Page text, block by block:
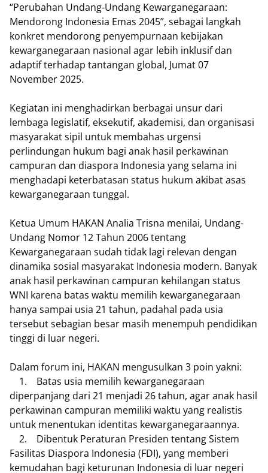
“Perubahan Undang-Undang Kewarganegaraan:
Mendorong Indonesia Emas 2045”, sebagai langkah
konkret mendorong penyempurnaan kebijakan
kewarganegaraan nasional agar lebih inklusif dan
adaptif terhadap tantangan global, Jumat 07
November 2025.
Kegiatan ini menghadirkan berbagai unsur dari
lembaga legislatif, eksekutif, akademisi, dan organisasi
masyarakat sipil untuk membahas urgensi
perlindungan hukum bagi anak hasil perkawinan
campuran dan diaspora Indonesia yang selama ini
menghadapi keterbatasan status hukum akibat asas
kewarganegaraan tunggal.
Ketua Umum HAKAN Analia Trisna menilai, Undang-
Undang Nomor 12 Tahun 2006 tentang
Kewarganegaraan sudah tidak lagi relevan dengan
dinamika sosial masyarakat Indonesia modern. Banyak
anak hasil perkawinan campuran kehilangan status
WNI karena batas waktu memilih kewarganegaraan
hanya sampai usia 21 tahun, padahal pada usia
tersebut sebagian besar masih menempuh pendidikan
tinggi di luar negeri.
Dalam forum ini, HAKAN mengusulkan 3 poin yakni:
1. Batas usia memilih kewarganegaraan
diperpanjang dari 21 menjadi 26 tahun, agar anak hasil
perkawinan campuran memiliki waktu yang realistis
untuk menentukan identitas kewarganegaraannya.
2. Dibentuk Peraturan Presiden tentang Sistem
Fasilitas Diaspora Indonesia (FDI), yang memberi
kemudahan bagi keturunan Indonesia di luar negeri